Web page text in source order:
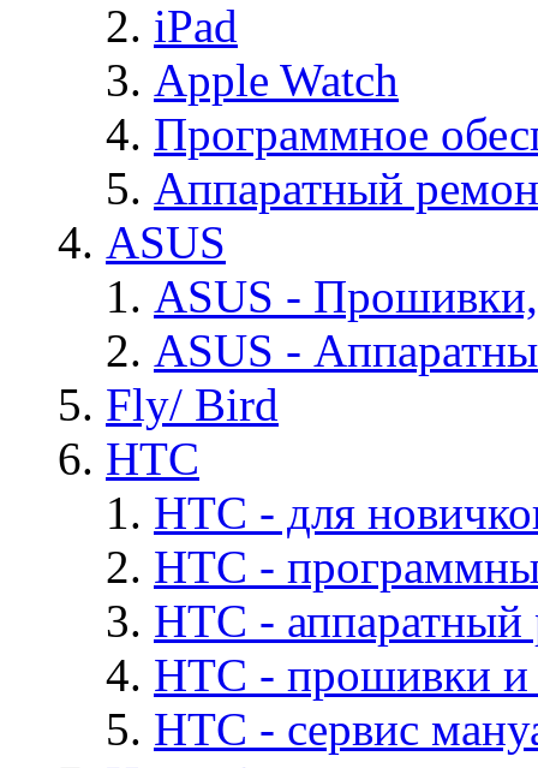
iPad
Apple Watch
Программное
Аппаратный
ASUS
ASUS -
ASUS -
Fly/ Bird
HTC
HTC - для
HTC -
HTC - аппаратный
HTC - прошивки
HTC - cервис